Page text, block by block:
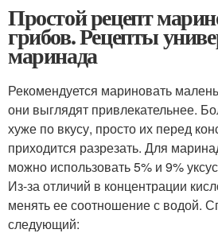
Простой рецепт
грибов. Рецепты
маринада
Рекомендуется мариновать
они выглядят привлекательнее.
хуже по вкусу, просто их перед
приходится разрезать. Для
можно использовать 5% и 9%
Из-за отличий в концентрации
менять ее соотношение с водой.
следующий: